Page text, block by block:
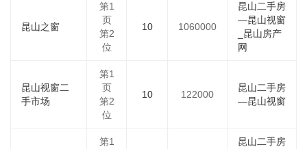
昆山之窗
第1
页
第2
位
10 1060000
昆山二手房
—昆山视窗
_昆山房产
网
昆山视窗二
手市场
第1
页
第2
位
10 122000
昆山二手房
—昆山视窗
第1
昆山二手房